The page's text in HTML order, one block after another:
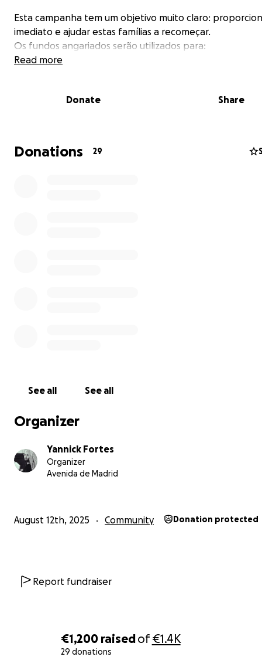
€1,200 raisedof€1.4K
29 donations
Esta campanha tem um objetivo muito claro:
imediato e ajudar estas famílias a recomeçar.
Os fundos angariados serão utilizados para:
voltar a ter um lar digno.
Read more
Donate Share
Donations 29
See all See all
Organizer
Yannick Fortes
Organizer
Avenida de Madrid
August 12th, 2025 Community Donation protected
Report fundraiser